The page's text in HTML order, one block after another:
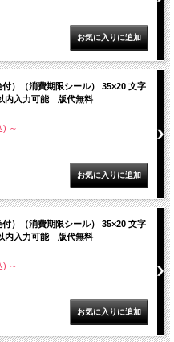
）（消費期限シール） 35×20 文字
内入力可能 版代無料
) ～
）（消費期限シール） 35×20 文字
内入力可能 版代無料
) ～